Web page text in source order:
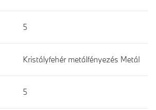
5
Kristályfehér metálfényezés Metál
5